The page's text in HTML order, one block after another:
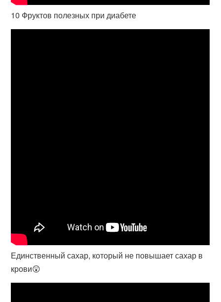
10 Фруктов полезных при диабете
Единственный сахар, который не повышает сахар в
крови😲